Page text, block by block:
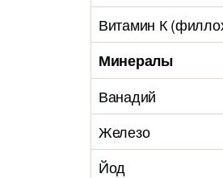
Витамин К
Минералы
Ванадий
Железо
Йод